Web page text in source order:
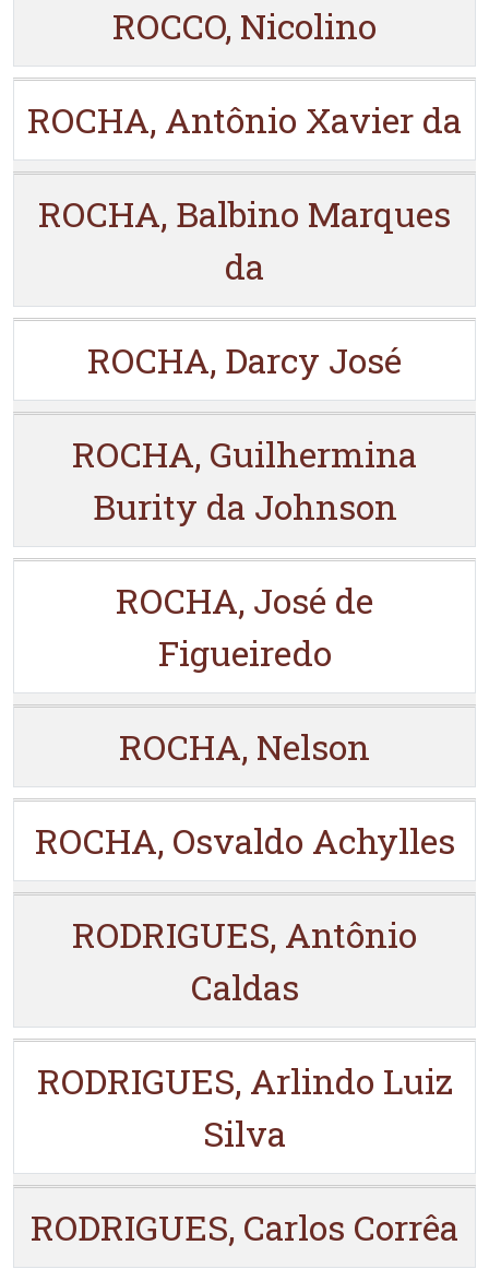
ROCCO, Nicolino
ROCHA, Antônio Xavier da
ROCHA, Balbino Marques
da
ROCHA, Darcy José
ROCHA, Guilhermina
Burity da Johnson
ROCHA, José de
Figueiredo
ROCHA, Nelson
ROCHA, Osvaldo Achylles
RODRIGUES, Antônio
Caldas
RODRIGUES, Arlindo Luiz
Silva
RODRIGUES, Carlos Corrêa